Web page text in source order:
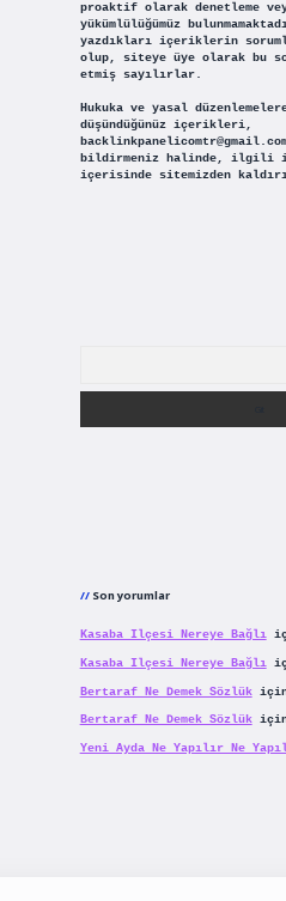
proaktif olarak denetleme
yükümlülüğümüz
yazdıkları içeriklerin
olup, siteye üye olarak bu
etmiş sayılırlar.
Hukuka ve yasal
düşündüğünüz içerikleri,
bildirmeniz halinde, ilgili
içerisinde sitemizden
Son yorumlar
Kasaba Ilçesi Nereye Bağlı
Kasaba Ilçesi Nereye Bağlı
Bertaraf Ne Demek Sözlük
Bertaraf Ne Demek Sözlük
Yeni Ayda Ne Yapılır Ne